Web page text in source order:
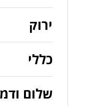
ירוק
כללי
שלום